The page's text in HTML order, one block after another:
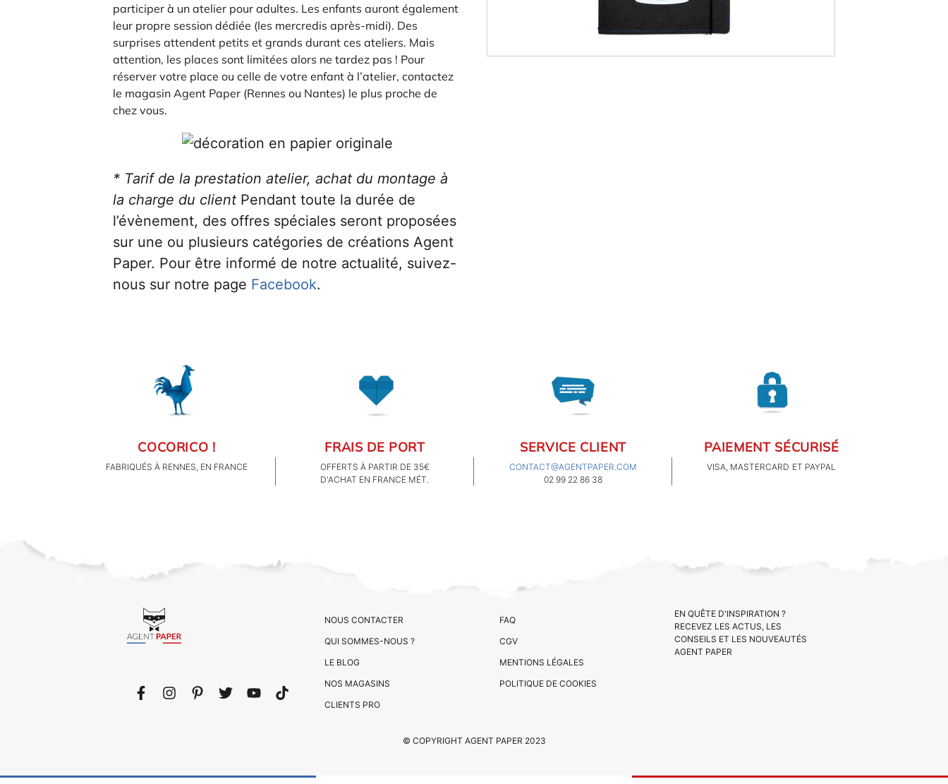
participer à un atelier pour adultes. Les enfants auront également
leur propre session dédiée (les mercredis après-midi). Des
surprises attendent petits et grands durant ces ateliers. Mais
attention, les places sont limitées alors ne tardez pas ! Pour
réserver votre place ou celle de votre enfant à l’atelier, contactez
le magasin Agent Paper (Rennes ou Nantes) le plus proche de
chez vous.
* Tarif de la prestation atelier, achat du montage à
la charge du client Pendant toute la durée de
l’évènement, des offres spéciales seront proposées
sur une ou plusieurs catégories de créations Agent
Paper. Pour être informé de notre actualité, suivez-
nous sur notre page Facebook.
OBJETS PERSONNALISÉS
COCORICO !
FABRIQUÉS À RENNES, EN FRANCE
FRAIS DE PORT
OFFERTS À PARTIR DE 35€
D'ACHAT EN FRANCE MÉT.
SERVICE CLIENT
CONTACT@AGENTPAPER.COM
02 99 22 86 38
PAIEMENT SÉCURISÉ
VISA, MASTERCARD ET PAYPAL
NOUS CONTACTER
QUI SOMMES-NOUS ?
LE BLOG
NOS MAGASINS
CLIENTS PRO
FAQ
CGV
MENTIONS LÉGALES
POLITIQUE DE COOKIES
EN QUÊTE D'INSPIRATION ?
RECEVEZ LES ACTUS, LES
CONSEILS ET LES NOUVEAUTÉS
AGENT PAPER
© COPYRIGHT AGENT PAPER 2023